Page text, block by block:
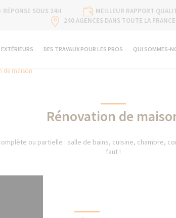
RÉPONSE SOUS 24H MEILLEUR RAPPORT
240 AGENCES DANS TOUTE LA FRANCE
DES TRAVAUX POUR LES PROS QUI SOMMES-
de maison
Rénovation de
ou partielle : salle de bains, cuisine, chambre,
faut !